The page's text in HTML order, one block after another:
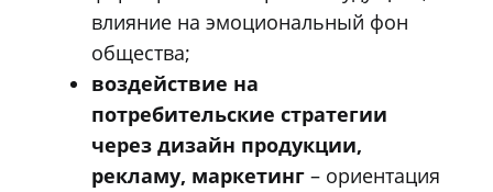
влияние на эмоциональный фон
общества;
воздействие на
потребительские стратегии
через дизайн продукции,
рекламу, маркетинг – ориентация